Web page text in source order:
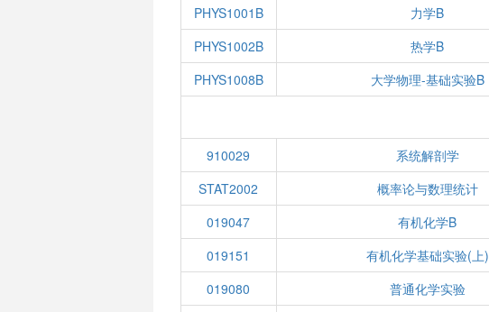
PHYS1001B
力学B
PHYS1002B
热学B
PHYS1008B
大学物理-基础实验B
910029 系统解剖学
STAT2002
概率论与数理统计
019047
有机化学B
019151
有机化学基础实验(上)
019080
普通化学实验